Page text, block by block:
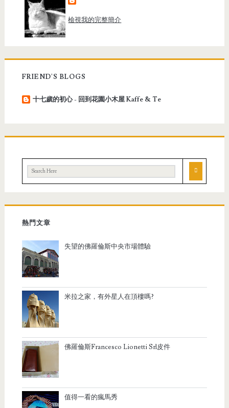
檢視我的完整簡介
FRIEND'S BLOGS
十七歲的初心 - 回到花園小木屋 Kaffe & Te
熱門文章
失望的佛羅倫斯中央市場體驗
米拉之家，有外星人在頂樓嗎?
佛羅倫斯Francesco Lionetti Srl皮件
值得一看的瘋馬秀